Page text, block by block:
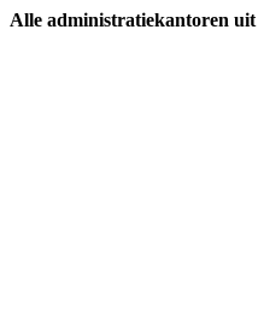
Alle administratiekantoren uit